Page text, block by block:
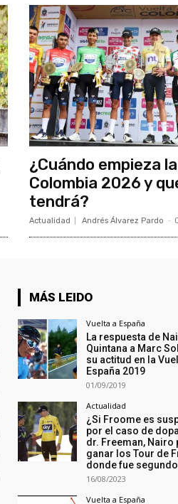
¿Cuándo empieza
Colombia 2026 y
tendrá?
Actualidad Andrés Álvarez Pardo -
MÁS LEIDO
Vuelta a España
La respuesta de
Quintana a Marc
su actitud en la
España 2019
01/09/2019
Actualidad
¿Si Froome es
por el caso de
dr. Freeman, Nairo
ganar los Tour de
donde fue
16/08/2023
Vuelta a España